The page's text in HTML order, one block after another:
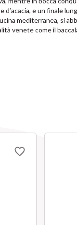
e un finale
mediterranea, si
venete come il